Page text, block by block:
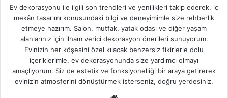
Ev dekorasyonu ile ilgili son trendleri ve yenilikleri takip ederek, iç
mekân tasarımı konusundaki bilgi ve deneyimimle size rehberlik
etmeye hazırım. Salon, mutfak, yatak odası ve diğer yaşam
alanlarınız için ilham verici dekorasyon önerileri sunuyorum.
Evinizin her köşesini özel kılacak benzersiz fikirlerle dolu
içeriklerimle, ev dekorasyonunda size yardımcı olmayı
amaçlıyorum. Siz de estetik ve fonksiyonelliği bir araya getirerek
evinizin atmosferini dönüştürmek isterseniz, doğru yerdesiniz.